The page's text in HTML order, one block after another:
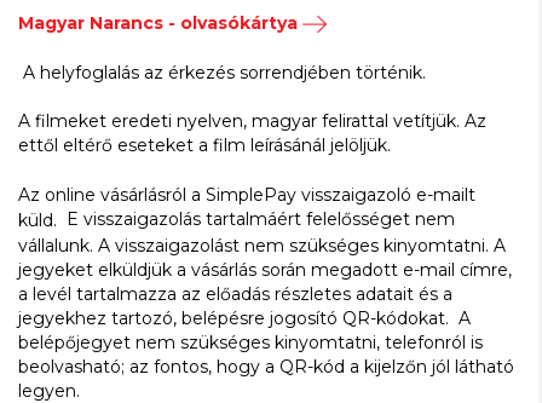
Magyar Narancs - olvasókártya
A helyfoglalás az érkezés sorrendjében történik.
A filmeket eredeti nyelven, magyar felirattal vetítjük. Az
ettől eltérő eseteket a film leírásánál jelöljük.
Az online vásárlásról a SimplePay visszaigazoló e-mailt
küld. E visszaigazolás tartalmáért felelősséget nem
vállalunk. A visszaigazolást nem szükséges kinyomtatni. A
jegyeket elküldjük a vásárlás során megadott e-mail címre,
a levél tartalmazza az előadás részletes adatait és a
jegyekhez tartozó, belépésre jogosító QR-kódokat. A
belépőjegyet nem szükséges kinyomtatni, telefonról is
beolvasható; az fontos, hogy a QR-kód a kijelzőn jól látható
legyen.